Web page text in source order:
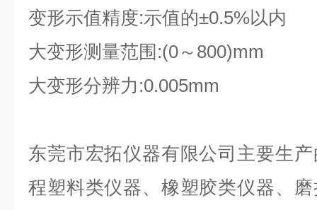
变形示值精度:示值的±0.5%以内
大变形测量范围:(0～800)mm
大变形分辨力:0.005mm
东莞市宏拓仪器有限公司主要生
程塑料类仪器、橡塑胶类仪器、